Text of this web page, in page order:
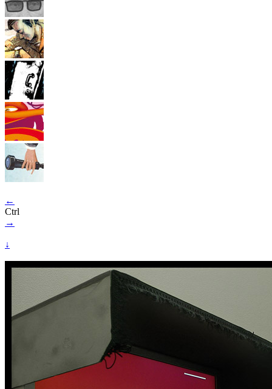
←
Ctrl
→
↓